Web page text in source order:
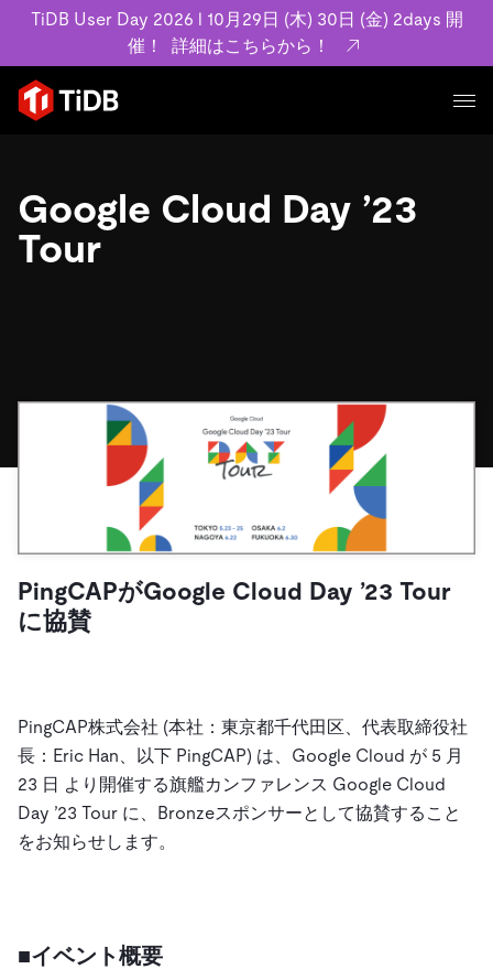
TiDB User Day 2026 l 10月29日 (木) 30日 (金) 2days 開
催！
詳細はこちらから！
プロダクト
MySQL互換の分散データベースで高可用性と水平スケー
ラビリティを備え大規模データをリアルタイムで処理でき
ます。
TiDB Cloud
TiDB Self-Managed
Integrations
TiKV
TiSpark
OSS Insight
ユースケース
事例記事
フィンテック
Eコマース
ユースケース
MySQLワークロードの近代化
アーカイブ動画
スライド
エンゲージメント
Developer Hub
Discord Community
PingCAP University
基本規約、TiDBクラウドサービス契約、SLA、利用規約、
プライバシーポリシーなど、契約関連の情報を紹介しま
Trust Hub
お客様のデータの機密性、可用性、安全性について紹介し
ます。
ニュース
会社案内
キャリア
パートナー
お問い合わせ
ドキュメント
TiDB Cloud
TiDB
開発者ガイド
無料で始める
Google Cloud Day ’23
Tour
PingCAPがGoogle Cloud Day ’23 Tour
に協賛
PingCAP株式会社 (本社：東京都千代田区、代表取締役社
長：Eric Han、以下 PingCAP) は、Google Cloud が 5 月
23 日 より開催する旗艦カンファレンス Google Cloud
Day ’23 Tour に、Bronzeスポンサーとして協賛すること
をお知らせします。
■イベント概要